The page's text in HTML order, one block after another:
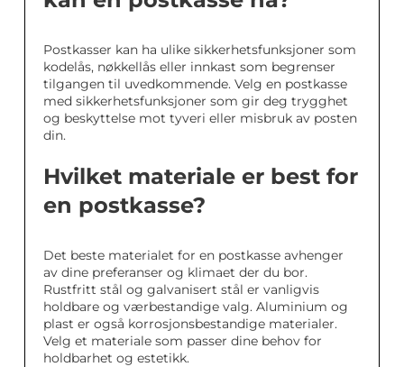
Postkasser kan ha ulike sikkerhetsfunksjoner som
kodelås, nøkkellås eller innkast som begrenser
tilgangen til uvedkommende. Velg en postkasse
med sikkerhetsfunksjoner som gir deg trygghet
og beskyttelse mot tyveri eller misbruk av posten
din.
Hvilket materiale er best for
en postkasse?
Det beste materialet for en postkasse avhenger
av dine preferanser og klimaet der du bor.
Rustfritt stål og galvanisert stål er vanligvis
holdbare og værbestandige valg. Aluminium og
plast er også korrosjonsbestandige materialer.
Velg et materiale som passer dine behov for
holdbarhet og estetikk.